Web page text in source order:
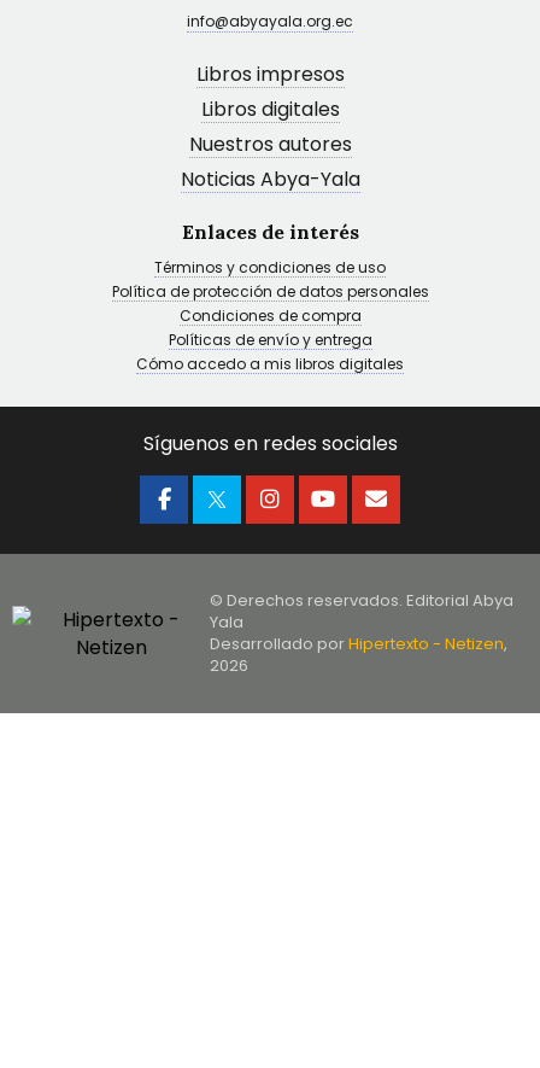
info@abyayala.org.ec
Libros impresos
Libros digitales
Nuestros autores
Noticias Abya-Yala
Enlaces de interés
Términos y condiciones de uso
Política de protección de datos personales
Condiciones de compra
Políticas de envío y entrega
Cómo accedo a mis libros digitales
Síguenos en redes sociales
© Derechos reservados. Editorial Abya
Yala
Desarrollado porHipertexto - Netizen,
2026